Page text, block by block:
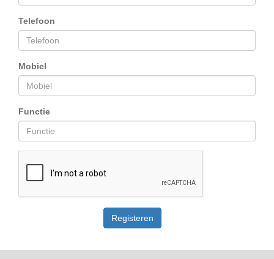
Telefoon
Mobiel
Functie